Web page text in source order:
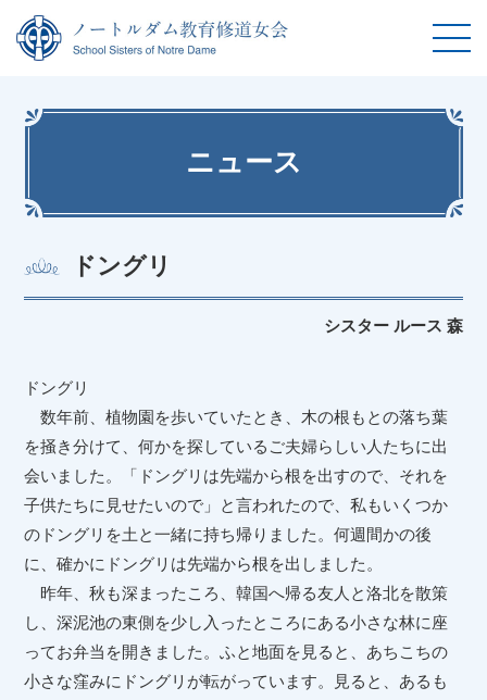
ニュース
ドングリ
シスター ルース 森
ドングリ
数年前、植物園を歩いていたとき、木の根もとの落ち葉
を掻き分けて、何かを探しているご夫婦らしい人たちに出
会いました。「ドングリは先端から根を出すので、それを
子供たちに見せたいので」と言われたので、私もいくつか
のドングリを土と一緒に持ち帰りました。何週間かの後
に、確かにドングリは先端から根を出しました。
昨年、秋も深まったころ、韓国へ帰る友人と洛北を散策
し、深泥池の東側を少し入ったところにある小さな林に座
ってお弁当を開きました。ふと地面を見ると、あちこちの
小さな窪みにドングリが転がっています。見ると、あるも